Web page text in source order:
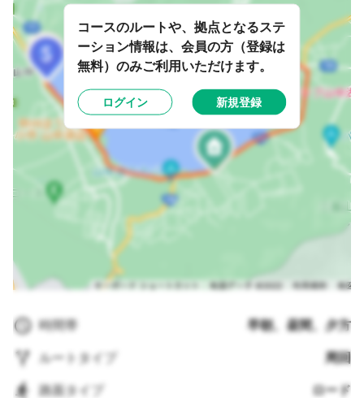
時間帯 早朝、昼間、夕方
ルートタイプ 周回
路面タイプ ロード
コースのルートや、拠点となるステ
ーション情報は、会員の方（登録は
無料）のみご利用いただけます。
ログイン 新規登録